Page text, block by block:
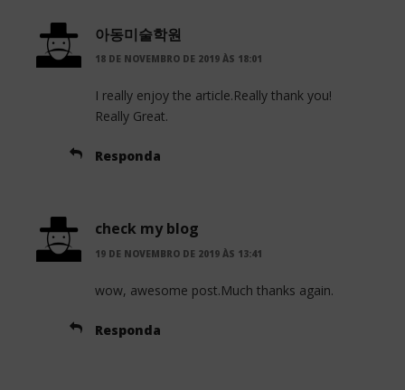
아동미술학원
18 DE NOVEMBRO DE 2019 ÀS 18:01
I really enjoy the article.Really thank you!
Really Great.
Responda
check my blog
19 DE NOVEMBRO DE 2019 ÀS 13:41
wow, awesome post.Much thanks again.
Responda